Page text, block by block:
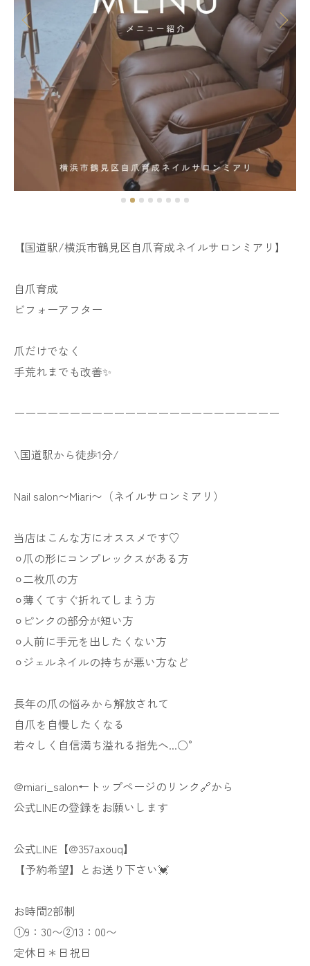
【国道駅/横浜市鶴見区自爪育成ネイルサロンミアリ】
自爪育成
ビフォーアフター
爪だけでなく
手荒れまでも改善✨
ーーーーーーーーーーーーーーーーーーーーーーーー
\国道駅から徒歩1分/
Nail salon〜Miari〜（ネイルサロンミアリ）
当店はこんな方にオススメです♡
⚪︎爪の形にコンプレックスがある方
⚪︎二枚爪の方
⚪︎薄くてすぐ折れてしまう方
⚪︎ピンクの部分が短い方
⚪︎人前に手元を出したくない方
⚪︎ジェルネイルの持ちが悪い方など
長年の爪の悩みから解放されて
自爪を自慢したくなる
若々しく自信満ち溢れる指先へ...○°
@miari_salon←トップページのリンク🔗から
公式LINEの登録をお願いします
公式LINE【@357axouq】
【予約希望】とお送り下さい💓
お時間2部制
①9：30〜②13：00〜
定休日＊日祝日